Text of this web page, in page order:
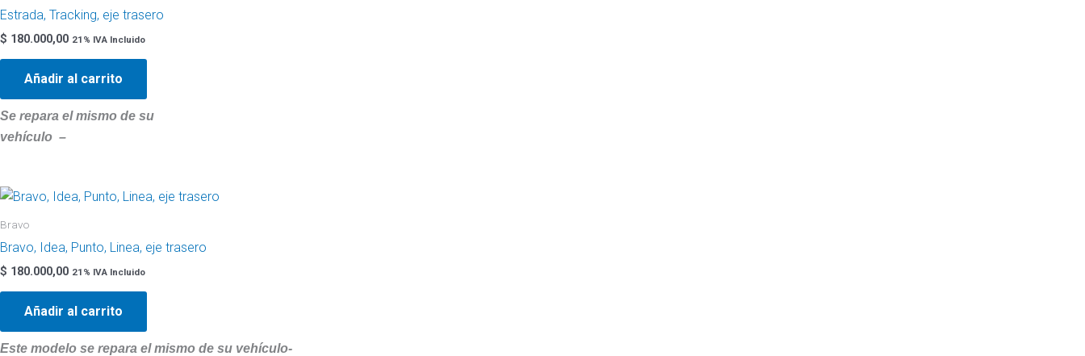
Estrada, Tracking, eje trasero
$ 180.000,00 21% IVA Incluido
Añadir al carrito
Se repara el mismo de su
vehículo –
Bravo
Bravo, Idea, Punto, Linea, eje trasero
$ 180.000,00 21% IVA Incluido
Añadir al carrito
Este modelo se repara el mismo de su vehículo-